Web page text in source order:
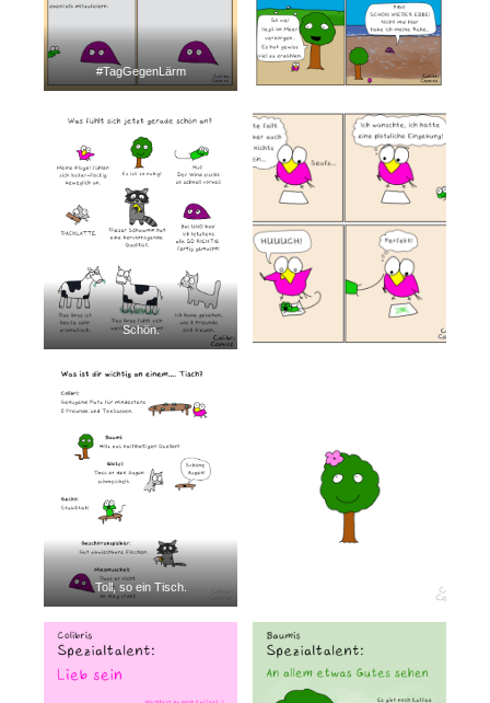
#TagGegenLärm
Schön.
Toll, so ein Tisch.